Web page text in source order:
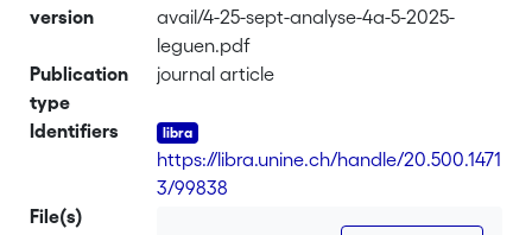
version
avail/4-25-sept-analyse-4a-5-2025-
leguen.pdf
Publication
type
journal article
Identifiers
https://libra.unine.ch/handle/20.500.1471
3/99838
File(s)